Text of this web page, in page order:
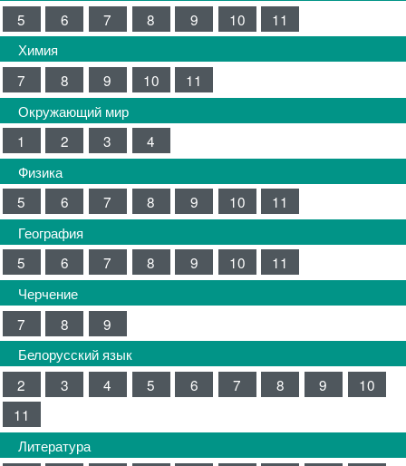
5
6 7 8 9 10
11
Химия
7
8 9 10
11
Окружающий мир
1
2 3
4
Физика
5
6 7 8 9 10
11
География
5
6 7 8 9 10
11
Черчение
7
8
9
Белорусский язык
2
3 4 5 6 7 8 9
10
11
Литература